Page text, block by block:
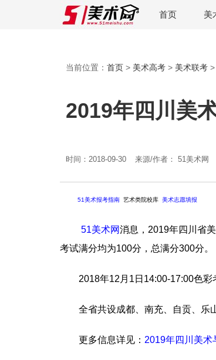
首页 美
当前位置： 首页 > 美术高考 > 美术联考
2019年四川美
时间：2018-09-30 来源/作者： 51美术网
51美术报考指南 艺术类院校库 美术志愿填报
51美术网消息，2019年四川省
考试满分均为100分，总满分300分。
2018年12月1日14:00-17:00色彩考
全省共设成都、南充、自贡、乐山
更多信息详见： 2019年四川美术